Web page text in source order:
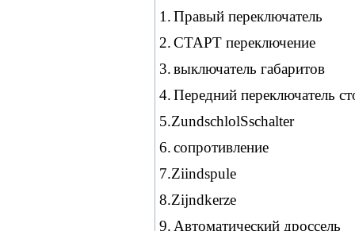
1.Правый переключатель
2.СТАРТ переключение
3.выключатель габаритов
4.Передний переключатель
5.ZundschlolSschalter
6.сопротивление
7.Ziindspule
8.Zijndkerze
9. Автоматический дроссель